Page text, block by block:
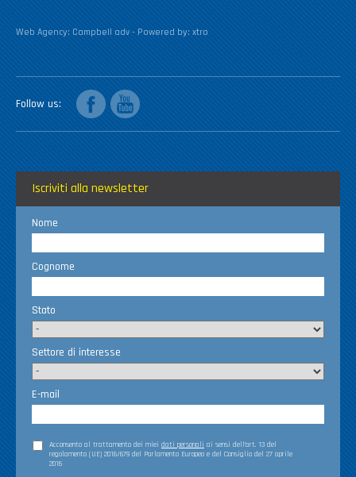
Web Agency: Campbell adv - Powered by: xtro
Follow us
facebookyoutube
Iscriviti alla newsletter
Nome
Cognome
Stato
Settore di interesse
E-mail
Acconsento al trattamento dei miei dati personali ai sensi dell’art. 13 del
regolamento (UE) 2016/679 del Parlamento Europeo e del Consiglio del 27 aprile
2016